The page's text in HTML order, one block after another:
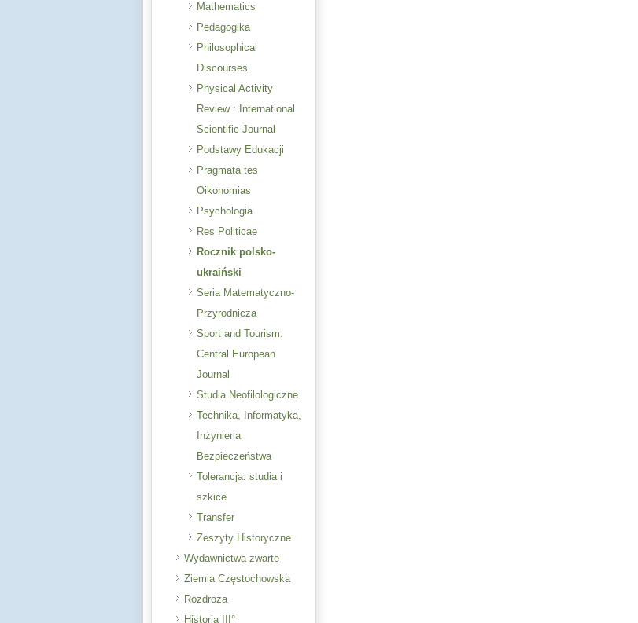
Mathematics
Pedagogika
Philosophical
Discourses
Physical Activity
Review : International
Scientific Journal
Podstawy Edukacji
Pragmata tes
Oikonomias
Psychologia
Res Politicae
Rocznik polsko-
ukraiński
Seria Matematyczno-
Przyrodnicza
Sport and Tourism.
Central European
Journal
Studia Neofilologiczne
Technika, Informatyka,
Inżynieria
Bezpieczeństwa
Tolerancja: studia i
szkice
Transfer
Zeszyty Historyczne
Wydawnictwa zwarte
Ziemia Częstochowska
Rozdroża
Historia III°